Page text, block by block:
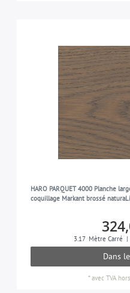
HARO PARQUET 4000 Planche
coquillage Markant brossé
3.17 Mètre Carré |
Dans
*avec TVAhors